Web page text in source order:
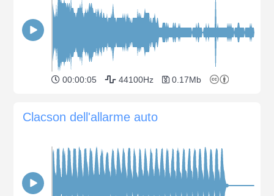
00:00:05 44100Hz 0.17Mb
Clacson dell'allarme auto